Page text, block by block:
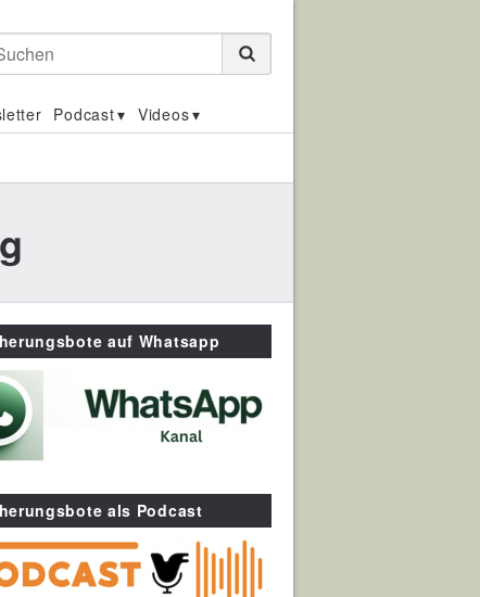
Podcast Videos
auf Whatsapp
als Podcast